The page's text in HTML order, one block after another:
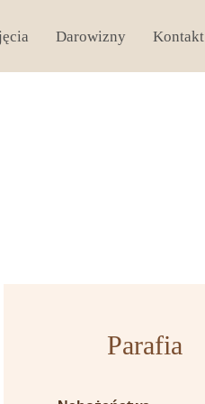
Darowizny Kontakt
Parafia